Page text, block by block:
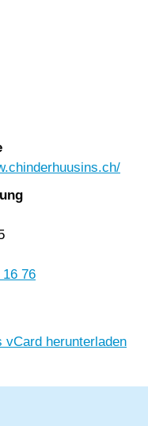
16 76
vCard herunterladen